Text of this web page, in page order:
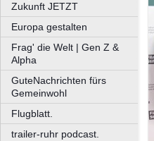
Zukunft JETZT
Europa gestalten
Frag' die Welt | Gen Z &
Alpha
GuteNachrichten fürs
Gemeinwohl
Flugblatt.
trailer-ruhr podcast.